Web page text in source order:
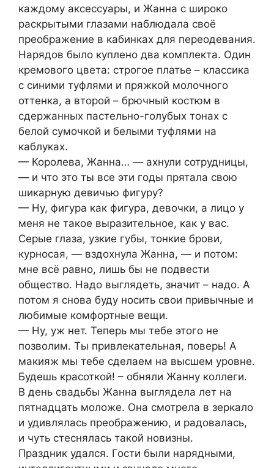
каждому аксессуары, и Жанна с широко
раскрытыми глазами наблюдала своё
преображение в кабинках для переодевания.
Нарядов было куплено два комплекта. Один
кремового цвета: строгое платье – классика
с синими туфлями и пряжкой молочного
оттенка, а второй – брючный костюм в
сдержанных пастельно-голубых тонах с
белой сумочкой и белыми туфлями на
каблуках.
— Королева, Жанна… — ахнули сотрудницы,
— и что это ты все эти годы прятала свою
шикарную девичью фигуру?
— Ну, фигура как фигура, девочки, а лицо у
меня не такое выразительное, как у вас.
Серые глаза, узкие губы, тонкие брови,
курносая, — вздохнула Жанна, — и потом:
мне всё равно, лишь бы не подвести
общество. Надо выглядеть, значит – надо. А
потом я снова буду носить свои привычные и
любимые комфортные вещи.
— Ну, уж нет. Теперь мы тебе этого не
позволим. Ты привлекательная, поверь! А
макияж мы тебе сделаем на высшем уровне.
Будешь красоткой! – обняли Жанну коллеги.
В день свадьбы Жанна выглядела лет на
пятнадцать моложе. Она смотрела в зеркало
и удивлялась преображению, и радовалась,
и чуть стеснялась такой новизны.
Праздник удался. Гости были нарядными,